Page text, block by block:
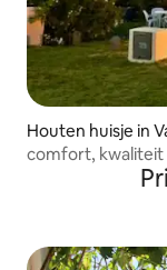
Houten huisje in
comfort, kwaliteit